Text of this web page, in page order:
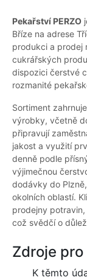
Pekařství PERZO
Bříze na adrese
produkci a prodej
cukrářských
dispozici čerstvé
rozmanité
Sortiment
výrobky, včetně
připravují
jakost a využití
denně podle
výjimečnou
dodávky do
okolních oblastí.
prodejny
což svědčí o
Zdroje
K těmto